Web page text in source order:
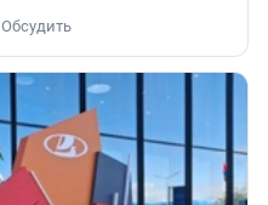
Обсудить